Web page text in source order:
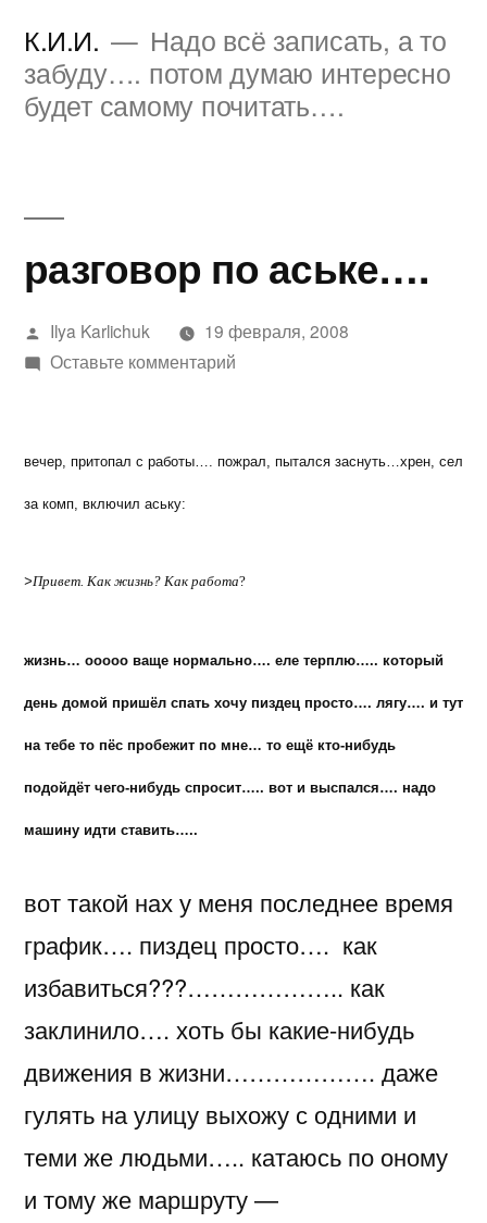
содержимому
К.И.И.
Надо всё записать, а то
забуду…. потом думаю интересно
будет самому почитать….
разговор по аське….
Написано
автором
Ilya Karlichuk
19 февраля, 2008
Оставьте комментарийк
вечер, притопал с работы…. пожрал, пытался заснуть…хрен, сел
за комп, включил аську:
>Привет. Как жизнь? Как работа?
жизнь… ооооо ваще нормально…. еле терплю….. который
день домой пришёл спать хочу пиздец просто…. лягу…. и тут
на тебе то пёс пробежит по мне… то ещё кто-нибудь
подойдёт чего-нибудь спросит….. вот и выспался…. надо
машину идти ставить…..
вот такой нах у меня последнее время
график…. пиздец просто…. как
избавиться???……………….. как
заклинило…. хоть бы какие-нибудь
движения в жизни………………. даже
гулять на улицу выхожу с одними и
теми же людьми….. катаюсь по оному
и тому же маршруту —